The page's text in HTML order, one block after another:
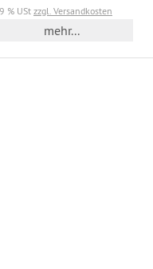
% USt zzgl. Versandkosten
mehr...